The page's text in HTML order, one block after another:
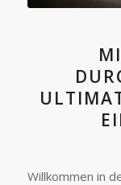
Willkommen in